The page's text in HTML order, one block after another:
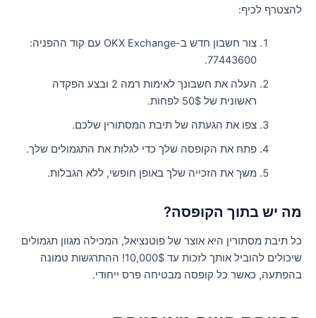
לכיף:
צור חשבון חדש ב-OKX Exchange עם קוד ההפניה:
77443600.
העלה את חשבונך לאימות רמה 2 ובצע הפקדה
ראשונית של 50$ לפחות.
צפו את הגעתה של תיבת המסתורין שלכם.
פתח את הקופסה שלך כדי לגלות את התגמולים שלך.
משך את הזכייה שלך באופן חופשי, ללא הגבלות.
יש בתוך הקופסה?
תיבת מסתורין היא אוצר של פוטנציאל, המכילה מגוון תגמולים
שיכולים להוביל אותך לזכות עד 10,000$! ההתרגשות טמונה
כאשר כל קופסה מבטיחה פרס ייחודי.